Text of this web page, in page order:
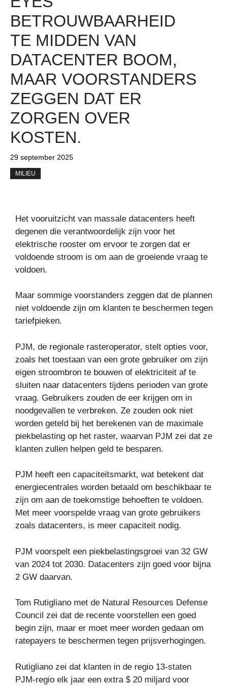
BETROUWBAARHEID
TE MIDDEN VAN
DATACENTER BOOM,
MAAR VOORSTANDERS
ZEGGEN DAT ER
ZORGEN OVER
KOSTEN.
29 september 2025
MILIEU
Het vooruitzicht van massale datacenters heeft
degenen die verantwoordelijk zijn voor het
elektrische rooster om ervoor te zorgen dat er
voldoende stroom is om aan de groeiende vraag te
voldoen.
Maar sommige voorstanders zeggen dat de plannen
niet voldoende zijn om klanten te beschermen tegen
tariefpieken.
PJM, de regionale rasteroperator, stelt opties voor,
zoals het toestaan ​​van een grote gebruiker om zijn
eigen stroombron te bouwen of elektriciteit af te
sluiten naar datacenters tijdens perioden van grote
vraag. Gebruikers zouden de eer krijgen om in
noodgevallen te verbreken. Ze zouden ook niet
worden geteld bij het berekenen van de maximale
piekbelasting op het raster, waarvan PJM zei dat ze
klanten zullen helpen geld te besparen.
PJM heeft een capaciteitsmarkt, wat betekent dat
energiecentrales worden betaald om beschikbaar te
zijn om aan de toekomstige behoeften te voldoen.
Met meer voorspelde vraag van grote gebruikers
zoals datacenters, is meer capaciteit nodig.
PJM voorspelt een piekbelastingsgroei van 32 GW
van 2024 tot 2030. Datacenters zijn goed voor bijna
2 GW daarvan.
Tom Rutigliano met de Natural Resources Defense
Council zei dat de recente voorstellen een goed
begin zijn, maar er moet meer worden gedaan om
ratepayers te beschermen tegen prijsverhogingen.
Rutigliano zei dat klanten in de regio 13-staten
PJM-regio elk jaar een extra $ 20 miljard voor